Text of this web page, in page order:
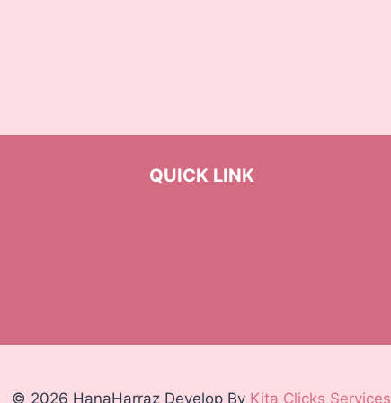
QUICK LINK
© 2026 HanaHarraz Develop By Kita Clicks Services